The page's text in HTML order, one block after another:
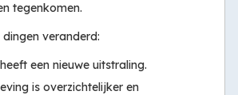
tegenkomen.
veranderd:
een nieuwe uitstraling.
is overzichtelijker en